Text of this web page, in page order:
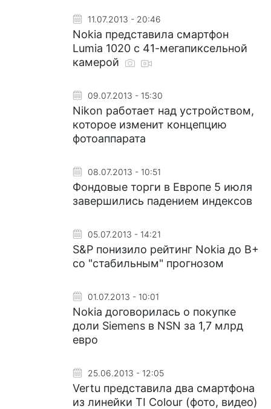
11.07.2013 - 20:46
Nokia представила смартфон
Lumia 1020 с 41-мегапиксельной
камерой
09.07.2013 - 15:30
Nikon работает над устройством,
которое изменит концепцию
фотоаппарата
08.07.2013 - 10:51
Фондовые торги в Европе 5 июля
завершились падением индексов
05.07.2013 - 14:21
S&P понизило рейтинг Nokia до B+
со "стабильным" прогнозом
01.07.2013 - 10:01
Nokia договорилась о покупке
доли Siemens в NSN за 1,7 млрд
евро
25.06.2013 - 12:05
Vertu представила два смартфона
из линейки TI Colour (фото, видео)